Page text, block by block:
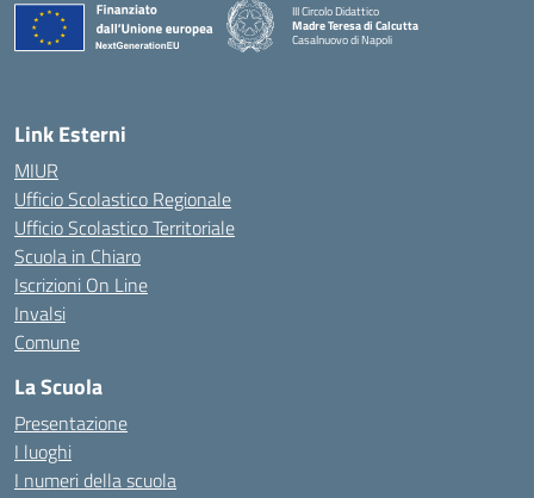
III Circolo Didattico
Madre Teresa di Calcutta
Casalnuovo di Napoli
— Visita la pagina iniziale della scuola
Link Esterni
MIUR
Ufficio Scolastico Regionale
Ufficio Scolastico Territoriale
Scuola in Chiaro
Iscrizioni On Line
Invalsi
Comune
La Scuola
Presentazione
I luoghi
I numeri della scuola